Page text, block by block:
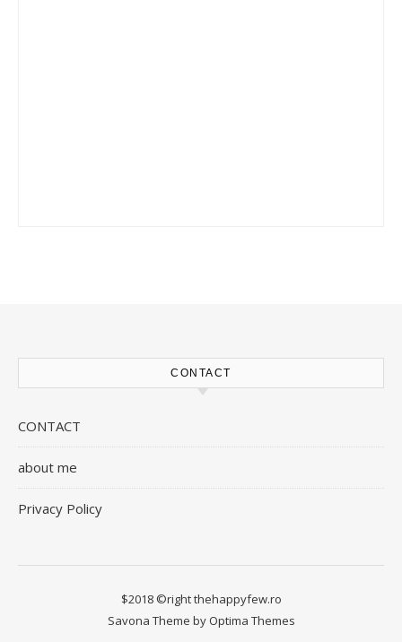
CONTACT
CONTACT
about me
Privacy Policy
$2018 ©right thehappyfew.ro
Savona Theme by Optima Themes